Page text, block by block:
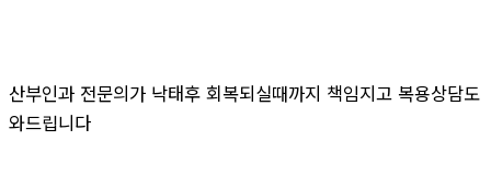
산부인과 전문의가 낙태후 회복되실때까지 책임지고 복용상담도
와드립니다